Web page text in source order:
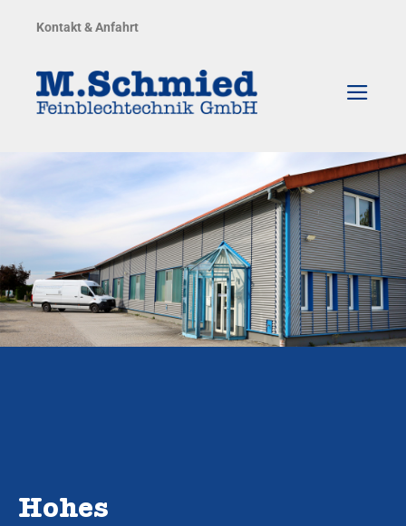
Inhalt
Kontakt & Anfahrt
Hohes